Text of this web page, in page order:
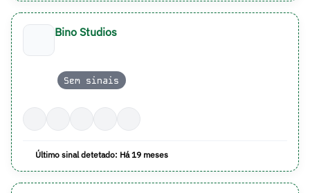
Bino Studios
Sem sinais
Último sinal detetado: Há 19 meses